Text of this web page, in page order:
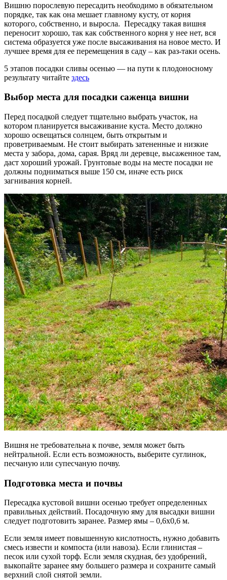
Вишню порослевую пересадить необходимо в обязательном
порядке, так как она мешает главному кусту, от корня
которого, собственно, и выросла. Пересадку такая вишня
переносит хорошо, так как собственного корня у нее нет, вся
система образуется уже после высаживания на новое место. И
лучшее время для ее перемещения в саду – как раз-таки осень.
5 этапов посадки сливы осенью — на пути к плодоносному
результату читайте здесь
Выбор места для посадки саженца вишни
Перед посадкой следует тщательно выбрать участок, на
котором планируется высаживание куста. Место должно
хорошо освещаться солнцем, быть открытым и
проветриваемым. Не стоит выбирать затененные и низкие
места у забора, дома, сарая. Вряд ли деревце, высаженное там,
даст хороший урожай. Грунтовые воды на месте посадки не
должны подниматься выше 150 см, иначе есть риск
загнивания корней.
Вишня не требовательна к почве, земля может быть
нейтральной. Если есть возможность, выберите суглинок,
песчаную или супесчаную почву.
Подготовка места и почвы
Пересадка кустовой вишни осенью требует определенных
правильных действий. Посадочную яму для высадки вишни
следует подготовить заранее. Размер ямы – 0,6х0,6 м.
Если земля имеет повышенную кислотность, нужно добавить
смесь извести и компоста (или навоза). Если глинистая –
песок или сухой торф. Если земля скудная, без удобрений,
выкопайте заранее яму большего размера и сохраните самый
верхний слой снятой земли.